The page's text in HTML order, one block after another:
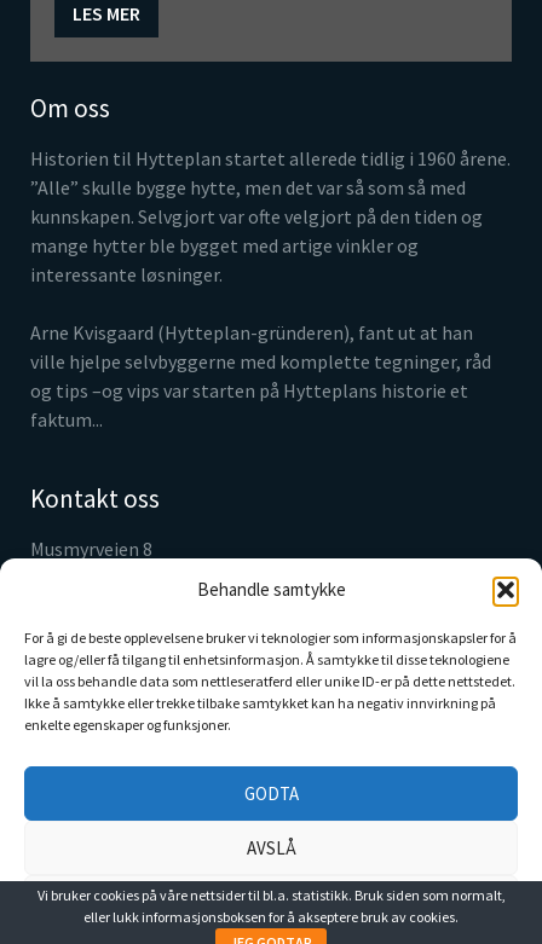
Behandle samtykke
For å gi de beste opplevelsene bruker vi teknologier som informasjonskapsler for å
lagre og/eller få tilgang til enhetsinformasjon. Å samtykke til disse teknologiene
vil la oss behandle data som nettleseratferd eller unike ID-er på dette nettstedet.
Ikke å samtykke eller trekke tilbake samtykket kan ha negativ innvirkning på
enkelte egenskaper og funksjoner.
GODTA
AVSLÅ
SE PREFERANSER
LES MER
Om oss
Historien til Hytteplan startet allerede tidlig i 1960 årene.
”Alle” skulle bygge hytte, men det var så som så med
kunnskapen. Selvgjort var ofte velgjort på den tiden og
mange hytter ble bygget med artige vinkler og
interessante løsninger.
Arne Kvisgaard (Hytteplan-gründeren), fant ut at han
ville hjelpe selvbyggerne med komplette tegninger, råd
og tips –og vips var starten på Hytteplans historie et
faktum...
Kontakt oss
Musmyrveien 8
info@hytteplan.no
Webcam Markahøvda
Vi bruker cookies på våre nettsider til bl.a. statistikk. Bruk siden som normalt,
eller lukk informasjonsboksen for å akseptere bruk av cookies.